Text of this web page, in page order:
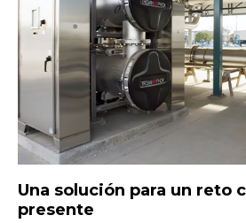
Una solución para un reto
presente